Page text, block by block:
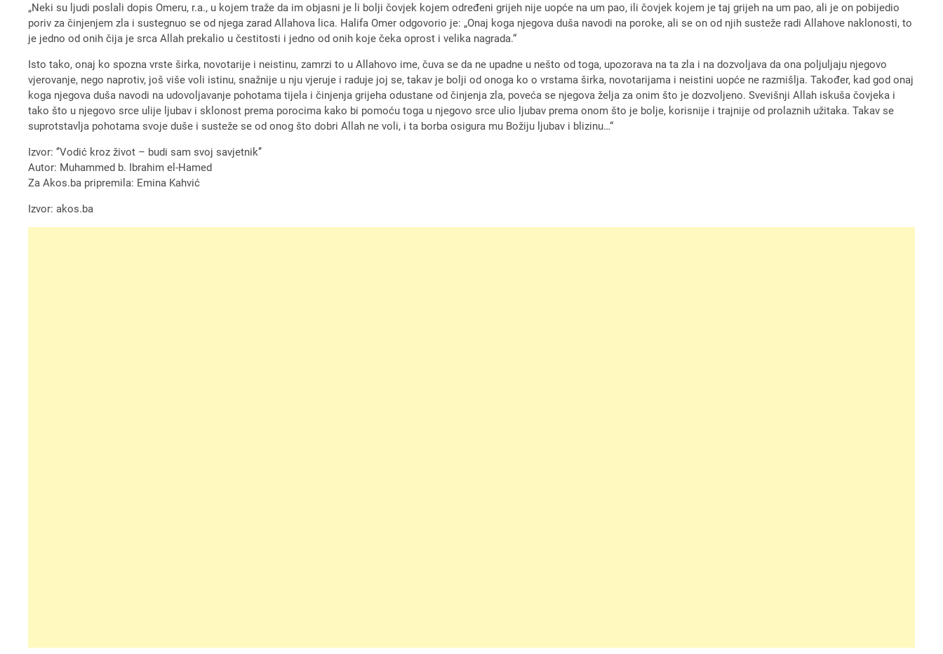
„Neki su ljudi poslali dopis Omeru, r.a., u kojem traže da im objasni je li bolji čovjek kojem određeni grijeh nije uopće na um pao, ili čovjek kojem je taj grijeh na um pao, ali je on pobijedio
poriv za činjenjem zla i sustegnuo se od njega zarad Allahova lica. Halifa Omer odgovorio je: „Onaj koga njegova duša navodi na poroke, ali se on od njih susteže radi Allahove naklonosti, to
je jedno od onih čija je srca Allah prekalio u čestitosti i jedno od onih koje čeka oprost i velika nagrada.“
Isto tako, onaj ko spozna vrste širka, novotarije i neistinu, zamrzi to u Allahovo ime, čuva se da ne upadne u nešto od toga, upozorava na ta zla i na dozvoljava da ona poljuljaju njegovo
vjerovanje, nego naprotiv, još više voli istinu, snažnije u nju vjeruje i raduje joj se, takav je bolji od onoga ko o vrstama širka, novotarijama i neistini uopće ne razmišlja. Također, kad god onaj
koga njegova duša navodi na udovoljavanje pohotama tijela i činjenja grijeha odustane od činjenja zla, poveća se njegova želja za onim što je dozvoljeno. Svevišnji Allah iskuša čovjeka i
tako što u njegovo srce ulije ljubav i sklonost prema porocima kako bi pomoću toga u njegovo srce ulio ljubav prema onom što je bolje, korisnije i trajnije od prolaznih užitaka. Takav se
suprotstavlja pohotama svoje duše i susteže se od onog što dobri Allah ne voli, i ta borba osigura mu Božiju ljubav i blizinu…“
Izvor: ‘’Vodić kroz život – budi sam svoj savjetnik’’
Autor: Muhammed b. Ibrahim el-Hamed
Za Akos.ba pripremila: Emina Kahvić
Izvor: akos.ba